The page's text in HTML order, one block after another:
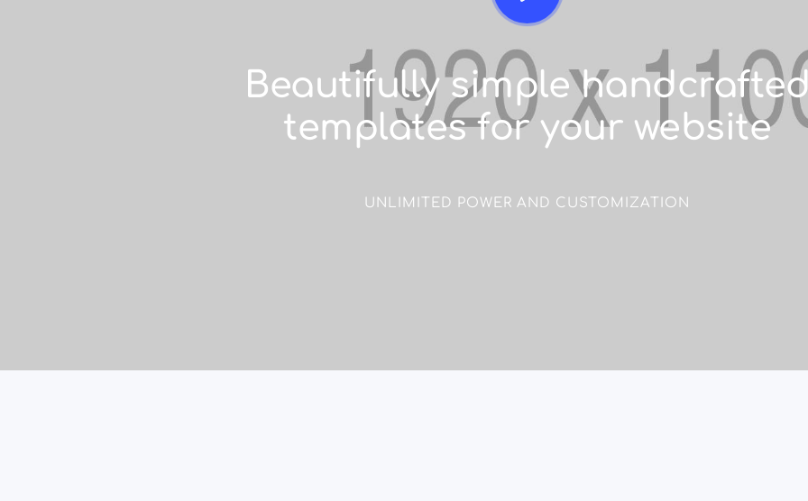
Beautifully simple
templates for your website
UNLIMITED POWER AND CUSTOMIZATION